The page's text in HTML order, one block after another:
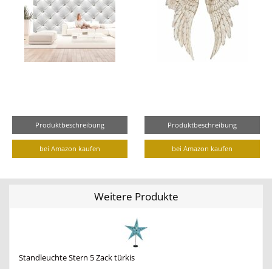
Produktbeschreibung
bei Amazon kaufen
Produktbeschreibung
bei Amazon kaufen
Weitere Produkte
Standleuchte Stern 5 Zack türkis